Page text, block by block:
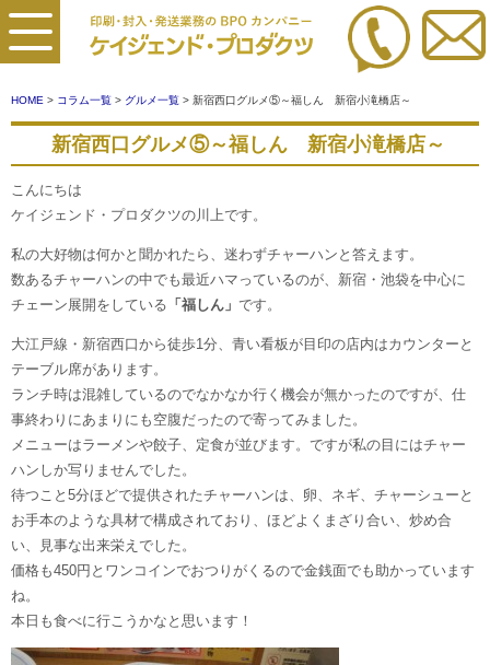
HOME > コラム一覧 > グルメ一覧 > 新宿西口グルメ⑤～福しん 新宿小滝橋店～
新宿西口グルメ⑤～福しん 新宿小滝橋店～
こんにちは
ケイジェンド・プロダクツの川上です。
私の大好物は何かと聞かれたら、迷わずチャーハンと答えます。
数あるチャーハンの中でも最近ハマっているのが、新宿・池袋を中心に
チェーン展開をしている 「福しん」 です。
大江戸線・新宿西口から徒歩1分、青い看板が目印の店内はカウンターと
テーブル席があります。
ランチ時は混雑しているのでなかなか行く機会が無かったのですが、仕
事終わりにあまりにも空腹だったので寄ってみました。
メニューはラーメンや餃子、定食が並びます。ですが私の目にはチャー
ハンしか写りませんでした。
待つこと5分ほどで提供されたチャーハンは、卵、ネギ、チャーシューと
お手本のような具材で構成されており、ほどよくまざり合い、炒め合
い、見事な出来栄えでした。
価格も450円とワンコインでおつりがくるので金銭面でも助かっています
ね。
本日も食べに行こうかなと思います！